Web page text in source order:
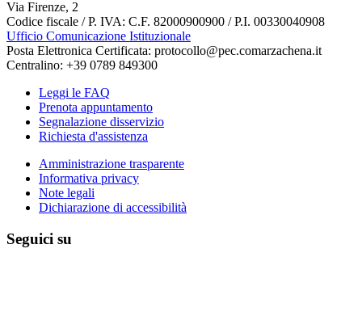
Via Firenze, 2
Codice fiscale / P. IVA: C.F. 82000900900 / P.I. 00330040908
Ufficio Comunicazione Istituzionale
Posta Elettronica Certificata: protocollo@pec.comarzachena.it
Centralino: +39 0789 849300
Leggi le FAQ
Prenota appuntamento
Segnalazione disservizio
Richiesta d'assistenza
Amministrazione trasparente
Informativa privacy
Note legali
Dichiarazione di accessibilità
Seguici su